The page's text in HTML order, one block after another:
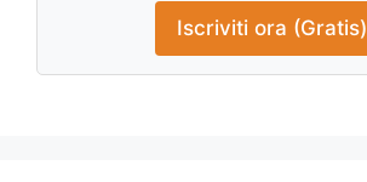
Iscriviti ora (Gratis)